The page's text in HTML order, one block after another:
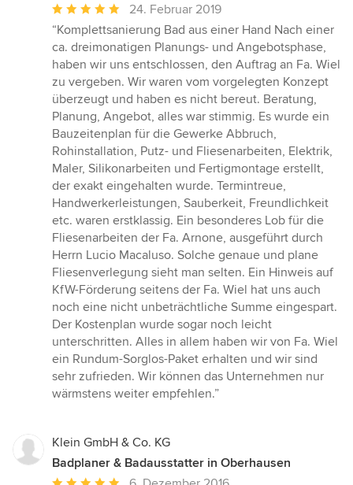
Durchschnittliche
Bewertung:
5
von
5
Sternen
24. Februar 2019
“Komplettsanierung Bad aus einer Hand Nach einer
ca. dreimonatigen Planungs- und Angebotsphase,
haben wir uns entschlossen, den Auftrag an Fa. Wiel
zu vergeben. Wir waren vom vorgelegten Konzept
überzeugt und haben es nicht bereut. Beratung,
Planung, Angebot, alles war stimmig. Es wurde ein
Bauzeitenplan für die Gewerke Abbruch,
Rohinstallation, Putz- und Fliesenarbeiten, Elektrik,
Maler, Silikonarbeiten und Fertigmontage erstellt,
der exakt eingehalten wurde. Termintreue,
Handwerkerleistungen, Sauberkeit, Freundlichkeit
etc. waren erstklassig. Ein besonderes Lob für die
Fliesenarbeiten der Fa. Arnone, ausgeführt durch
Herrn Lucio Macaluso. Solche genaue und plane
Fliesenverlegung sieht man selten. Ein Hinweis auf
KfW-Förderung seitens der Fa. Wiel hat uns auch
noch eine nicht unbeträchtliche Summe eingespart.
Der Kostenplan wurde sogar noch leicht
unterschritten. Alles in allem haben wir von Fa. Wiel
ein Rundum-Sorglos-Paket erhalten und wir sind
sehr zufrieden. Wir können das Unternehmen nur
wärmstens weiter empfehlen.”
Klein GmbH & Co. KG
Badplaner & Badausstatter in Oberhausen